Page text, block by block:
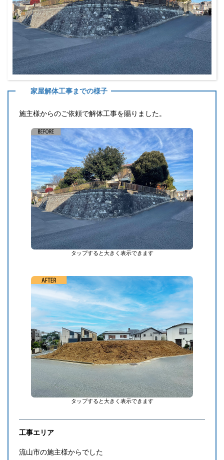
家屋解体工事までの様子
施主様からのご依頼で解体工事を賜りました。
タップすると大きく表示できます
タップすると大きく表示できます
工事エリア
流山市の施主様からでした